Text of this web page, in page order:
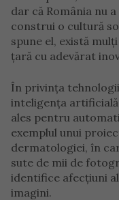
dar că România nu
construi o cultură
spune el, există
țară cu adevărat
În privința
inteligența
ales pentru
exemplul unui
dermatologiei, în
sute de mii de
identifice afecțiuni
imagini.